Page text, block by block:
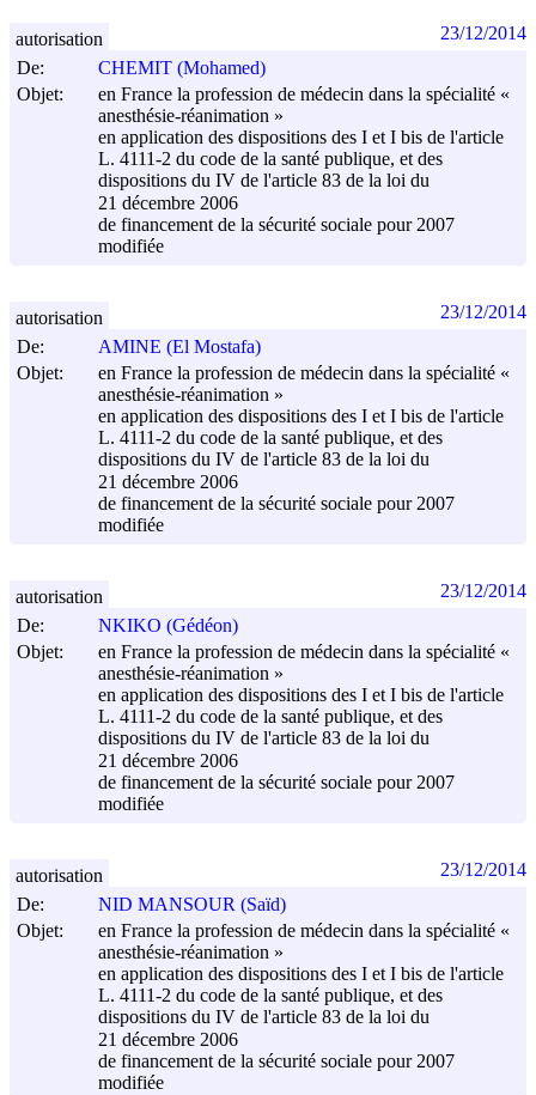
De:
CHEMIT (Mohamed)
Objet:
en France la profession de médecin dans la spécialité «
anesthésie-réanimation »
en application des dispositions des I et I bis de l'article
L. 4111-2 du code de la santé publique, et des
dispositions du IV de l'article 83 de la loi du
21 décembre 2006
de financement de la sécurité sociale pour 2007
modifiée
autorisation 23/12/2014
De:
AMINE (El Mostafa)
Objet:
en France la profession de médecin dans la spécialité «
anesthésie-réanimation »
en application des dispositions des I et I bis de l'article
L. 4111-2 du code de la santé publique, et des
dispositions du IV de l'article 83 de la loi du
21 décembre 2006
de financement de la sécurité sociale pour 2007
modifiée
autorisation 23/12/2014
De:
NKIKO (Gédéon)
Objet:
en France la profession de médecin dans la spécialité «
anesthésie-réanimation »
en application des dispositions des I et I bis de l'article
L. 4111-2 du code de la santé publique, et des
dispositions du IV de l'article 83 de la loi du
21 décembre 2006
de financement de la sécurité sociale pour 2007
modifiée
autorisation 23/12/2014
De:
NID MANSOUR (Saïd)
Objet:
en France la profession de médecin dans la spécialité «
anesthésie-réanimation »
en application des dispositions des I et I bis de l'article
L. 4111-2 du code de la santé publique, et des
dispositions du IV de l'article 83 de la loi du
21 décembre 2006
de financement de la sécurité sociale pour 2007
modifiée
autorisation 23/12/2014